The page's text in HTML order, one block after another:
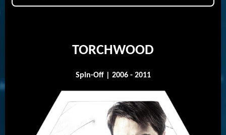
TORCHWOOD
Spin-Off | 2006 - 2011